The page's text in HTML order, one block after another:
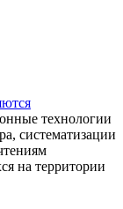
технологии
систематизации
на территории